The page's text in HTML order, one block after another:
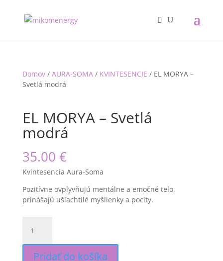
Domov/ AURA-SOMA/ KVINTESENCIE / EL MORYA –
Svetlá modrá
EL MORYA – Svetlá
modrá
35.00 €
Kvintesencia Aura-Soma
Pozitívne ovplyvňujú mentálne a emočné telo,
prinášajú ušľachtilé myšlienky a pocity.
MORYA
Pridať do košíka